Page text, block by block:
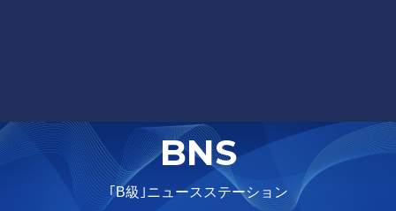
BNS
｢B級｣ニュースステーション